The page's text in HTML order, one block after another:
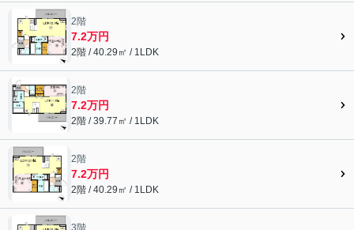
2階
7.2万円
2階 / 40.29㎡ / 1LDK
2階
7.2万円
2階 / 39.77㎡ / 1LDK
2階
7.2万円
2階 / 40.29㎡ / 1LDK
3階